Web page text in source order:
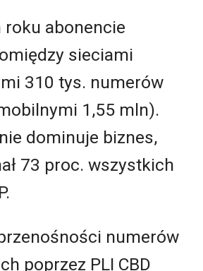
roku abonencie
sieciami
310 tys. numerów
1,55 mln).
dominuje biznes,
73 proc. wszystkich
numerów
poprzez PLI CBD